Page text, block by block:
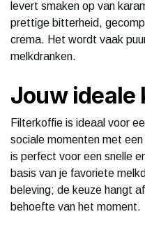
levert smaken op van
prettige bitterheid,
crema. Het wordt vaak
melkdranken.
Jouw
Filterkoffie is ideaal voor
sociale momenten met
is perfect voor een snelle
basis van je favoriete
beleving; de keuze hangt
behoefte van het moment.